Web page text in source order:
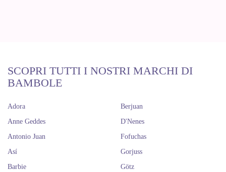
SCOPRI TUTTI I NOSTRI MARCHI DI
BAMBOLE
Adora
Anne Geddes
Antonio Juan
Así
Barbie
Berjuan
D'Nenes
Fofuchas
Gorjuss
Götz